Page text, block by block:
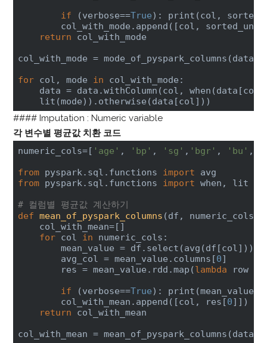
if (verbose==True): print(col,
col_with_mode.append([col,
return col_with_mode
col_with_mode =
for col, mode in col_with_mode:
data = data.withColumn(col,
    lit(mode)).otherwise(data[col]))
#### Imputation : Numeric variable
각 변수별 평균값 치환 코드
numeric_cols=[ 'age' , 'bp' , 'sg' , 'bgr' , 'bu' ,
from pyspark.sql.functions import
from pyspark.sql.functions import when, lit
# 컬럼별 평균값 계산하기
def mean_of_pyspark_columns (df, numeric_cols,
    col_with_mean=[]
for col in numeric_cols:
        mean_value = df.select(avg(df[col]))
        avg_col = mean_value.columns[
0]
        res = mean_value.rdd.map(
lambda row :
if (verbose==True):
        col_with_mean.append([col, res[
0
return col_with_mean
col_with_mean =